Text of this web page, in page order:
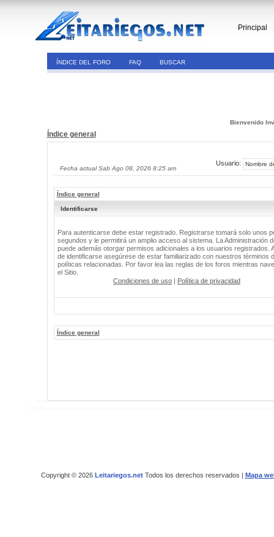
Principal
ÍNDICE DEL FORO FAQ BUSCAR
Bienvenido
Índice general
Fecha actual Sab Ago 08, 2026 8:25 am
Usuario:
Índice general
Identificarse
Para autenticarse debe estar registrado. Registrarse tomará solo unos
segundos y le permitirá un amplio acceso al sistema. La Administración
puede además otorgar permisos adicionales a los usuarios registrados.
de identificarse asegúrese de estar familiarizado con nuestros términos
políticas relacionadas. Por favor lea las reglas de los foros mientras
el Sitio.
Condiciones de uso | Política de privacidad
Índice general
Copyright © 2026 Leitariegos.netTodos los derechos reservados | Mapa